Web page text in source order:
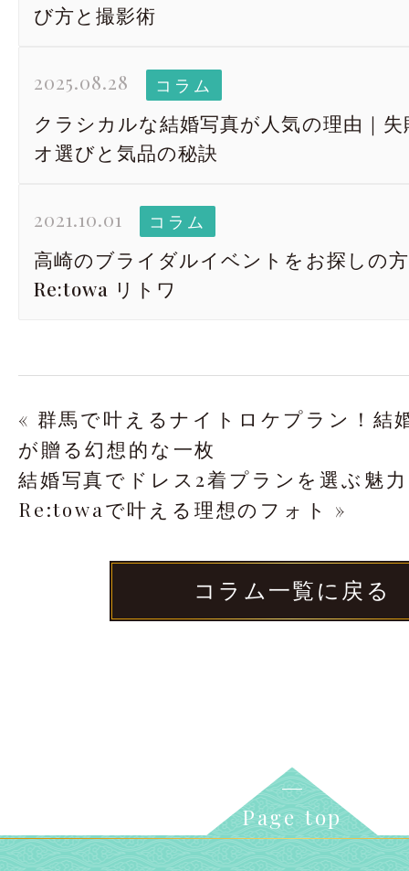
び方と撮影術
2025.08.28 コラム
クラシカルな結婚写真が人気の理由｜
オ選びと気品の秘訣
2021.10.01 コラム
高崎のブライダルイベントをお探しの
Re:towa リトワ
« 群馬で叶えるナイトロケプラン！結
が贈る幻想的な一枚
結婚写真でドレス2着プランを選ぶ魅
Re:towaで叶える理想のフォト »
コラム一覧に戻る
Page top